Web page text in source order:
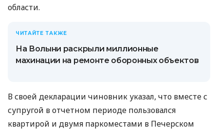
области.
ЧИТАЙТЕ ТАКЖЕ
На Волыни раскрыли миллионные
махинации на ремонте оборонных объектов
В своей декларации чиновник указал, что вместе с
супругой в отчетном периоде пользовался
квартирой и двумя паркоместами в Печерском